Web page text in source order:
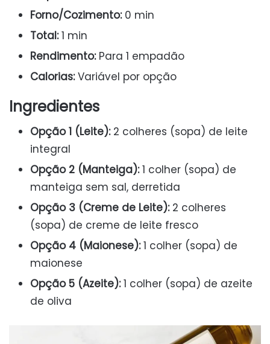
Forno/Cozimento:0 min
Total:1 min
Rendimento:Para 1 empadão
Calorias:Variável por opção
Ingredientes
Opção 1 (Leite):2 colheres (sopa) de leite
integral
Opção 2 (Manteiga):1 colher (sopa) de
manteiga sem sal, derretida
Opção 3 (Creme de Leite):2 colheres
(sopa) de creme de leite fresco
Opção 4 (Maionese):1 colher (sopa) de
maionese
Opção 5 (Azeite):1 colher (sopa) de azeite
de oliva